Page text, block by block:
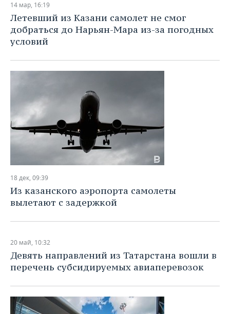
14 мар, 16:19
Летевший из Казани самолет не смог
добраться до Нарьян-Мара из-за погодных
условий
18 дек, 09:39
Из казанского аэропорта самолеты
вылетают с задержкой
20 май, 10:32
Девять направлений из Татарстана вошли в
перечень субсидируемых авиаперевозок